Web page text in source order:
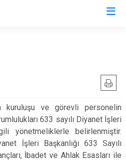
İnebolu
Küre
Pınarbaşı
Şenpazar
ve görevli personelin
633 sayılı Diyanet İşleri
yönetmeliklerle belirlenmiştir.
İşleri Başkanlığı 633 Sayılı
İbadet ve Ahlak Esasları ile